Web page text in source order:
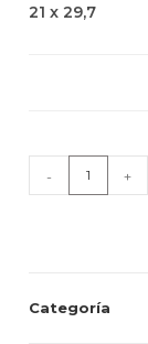
21 x 29,7
- +
Categoría